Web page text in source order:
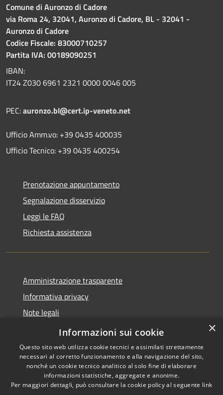
Comune di Auronzo di Cadore
via Roma 24, 32041, Auronzo di Cadore, BL - 32041 -
Auronzo di Cadore
Codice Fiscale: 83000710257
Partita IVA: 00189090251
IBAN:
IT24 Z030 6961 2321 0000 0046 005
PEC:auronzo.bl@cert.ip-veneto.net
Ufficio Amm.vo: +39 0435 400035
Ufficio Tecnico: +39 0435 400254
Prenotazione appuntamento
Segnalazione disservizio
Leggi le FAQ
Richiesta assistenza
Amministrazione trasparente
Informativa privacy
Note legali
Dichiarazione di accessibilità
Accessibilità
Copyright © 2026 • Comune di
Auronzo di Cadore • Powered
×
Informazioni sui cookie
Questo sito web utilizza cookie tecnici e assimilati strettamente
necessari al corretto funzionamento e alla navigazione del sito,
nonché un cookie tecnico analitico al solo fine di elaborare
informazioni statistiche, aggregate e anonime.
Per maggiori dettagli, può consultare la cookie policy al seguente link